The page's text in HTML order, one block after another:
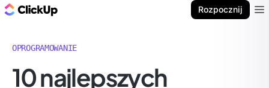
Rozpocznij
OPROGRAMOWANIE
10 najlepszych